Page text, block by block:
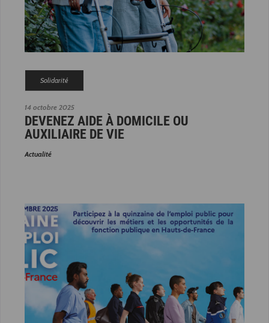
14 octobre 2025
Solidarité
DEVENEZ AIDE À DOMICILE OU
AUXILIAIRE DE VIE
Actualité